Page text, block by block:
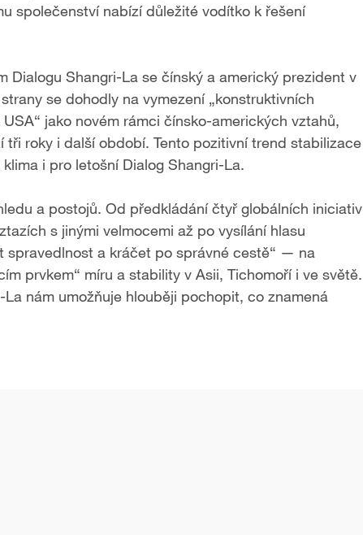
společenství nabízí důležité vodítko k řešení
Dialogu Shangri-La se čínský a americký prezident v
se dohodly na vymezení „konstruktivních
jako novém rámci čínsko-amerických vztahů,
roky i další období. Tento pozitivní trend stabilizace
i pro letošní Dialog Shangri-La.
a postojů. Od předkládání čtyř globálních iniciativ
s jinými velmocemi až po vysílání hlasu
a kráčet po správné cestě“ — na
prvkem“ míru a stability v Asii, Tichomoří i ve světě.
nám umožňuje hlouběji pochopit, co znamená